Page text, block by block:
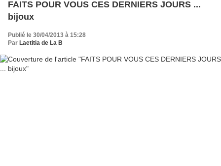
FAITS POUR VOUS CES DERNIERS JOURS ...
bijoux
Publié le 30/04/2013 à 15:28
Par Laetitia de La B